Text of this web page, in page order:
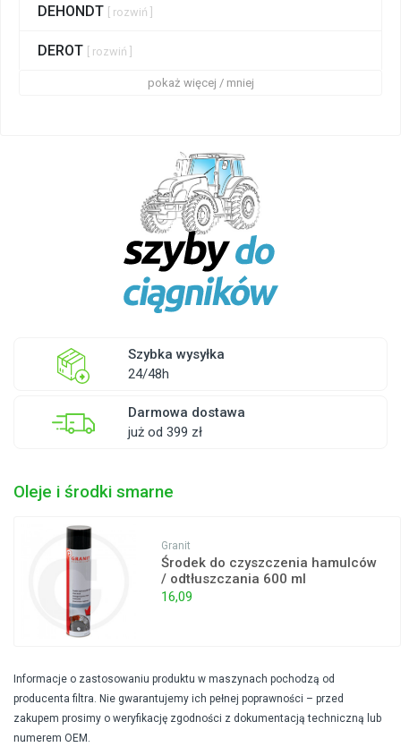
DEHONDT [ rozwiń ]
DEROT [ rozwiń ]
pokaż więcej / mniej
Szybka wysyłka
24/48h
Darmowa dostawa
już od 399 zł
Oleje i środki smarne
Granit
Środek do czyszczenia hamulców
/ odtłuszczania 600 ml
16,09
Informacje o zastosowaniu produktu w maszynach pochodzą od
producenta filtra. Nie gwarantujemy ich pełnej poprawności – przed
zakupem prosimy o weryfikację zgodności z dokumentacją techniczną lub
numerem OEM.